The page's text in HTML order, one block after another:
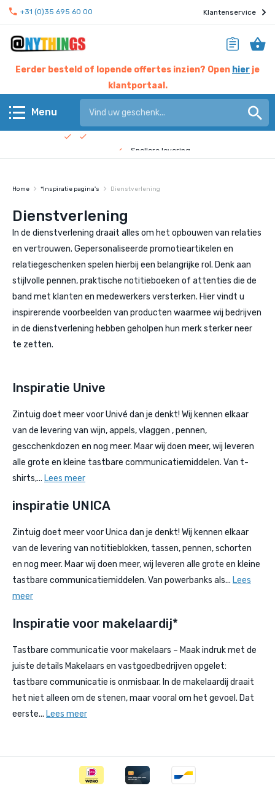
+31 (0)35 695 60 00 Klantenservice
Eerder besteld of lopende offertes inzien? Open hier je
klantportaal.
Menu
Anythings KERN assortiment
Anythings OVERIG assortiment
Pagina's
Nieuws
Hier werken experts voor jou
Snellere levering
Home *Inspiratie pagina's Dienstverlening
Dienstverlening
In de dienstverlening draait alles om het opbouwen van relaties
en vertrouwen. Gepersonaliseerde promotieartikelen en
relatiegeschenken spelen hierbij een belangrijke rol. Denk aan
stijlvolle pennen, praktische notitieboeken of attenties die de
band met klanten en medewerkers versterken. Hier vindt u
inspirerende voorbeelden van producten waarmee wij bedrijven
in de dienstverlening hebben geholpen hun merk sterker neer
te zetten.
Inspiratie Unive
Zintuig doet meer voor Univé dan je denkt! Wij kennen elkaar
van de levering van wijn, appels, vlaggen , pennen,
gescchenkdozen en nog meer. Maar wij doen meer, wij leveren
alle grote en kleine tastbare communicatiemiddelen. Van t-
shirts,... Lees meer
inspiratie UNICA
Zintuig doet meer voor Unica dan je denkt! Wij kennen elkaar
van de levering van notitieblokken, tassen, pennen, schorten
en nog meer. Maar wij doen meer, wij leveren alle grote en kleine
tastbare communicatiemiddelen. Van powerbanks als... Lees
meer
Inspiratie voor makelaardij*
Tastbare communicatie voor makelaars – Maak indruk met de
juiste details Makelaars en vastgoedbedrijven opgelet:
tastbare communicatie is onmisbaar. In de makelaardij draait
het niet alleen om de stenen, maar vooral om het gevoel. Dat
eerste... Lees meer